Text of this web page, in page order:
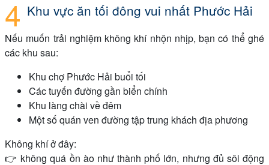
Khu vực ăn tối đông vui nhất Phước Hải
Nếu muốn trải nghiệm không khí nhộn nhịp, bạn có thể ghé
các khu sau:
Khu chợ Phước Hải buổi tối
Các tuyến đường gần biển chính
Khu làng chài về đêm
Một số quán ven đường tập trung khách địa phương
Không khí ở đây:
👉 không quá ồn ào như thành phố lớn, nhưng đủ sôi động